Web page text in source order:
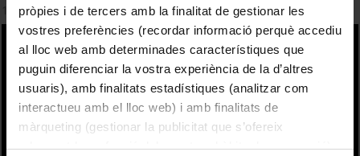
pròpies i de tercers amb la finalitat de gestionar les
vostres preferències (recordar informació perquè accediu
al lloc web amb determinades característiques que
puguin diferenciar la vostra experiència de la d’altres
usuaris), amb finalitats estadístiques (analitzar com
interactueu amb el lloc web) i amb finalitats de
màrqueting (gestionar la publicitat que s’ofereix
adequant-la en funció dels vostres hàbits de navegació).
13 Diciembre, 2012